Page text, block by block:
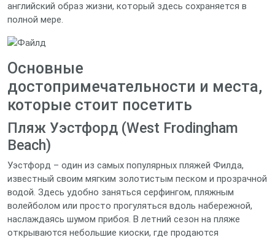
английский образ жизни, который здесь сохраняется в
полной мере.
Основные
достопримечательности и места,
которые стоит посетить
Пляж Уэстфорд (West Frodingham
Beach)
Уэстфорд – один из самых популярных пляжей Филда,
известный своим мягким золотистым песком и прозрачной
водой. Здесь удобно заняться серфингом, пляжным
волейболом или просто прогуляться вдоль набережной,
наслаждаясь шумом прибоя. В летний сезон на пляже
открываются небольшие киоски, где продаются